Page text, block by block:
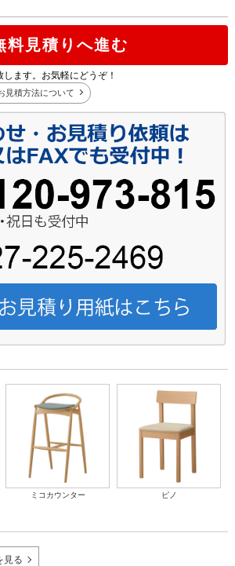
料見積りへ進む
ます。お気軽にどうぞ！
見積方法について
ミコカウンター ピノ
見る